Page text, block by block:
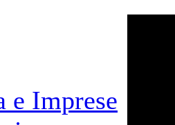
e Imprese